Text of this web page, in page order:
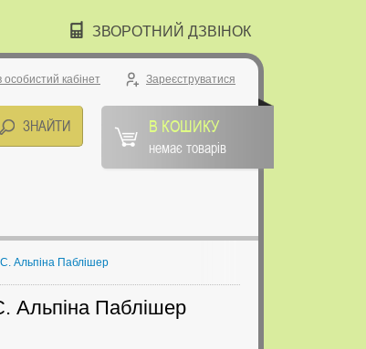
ЗВОРОТНИЙ ДЗВІНОК
особистий кабінет Зареєструватися
В КОШИКУ
немає товарів
С. Альпіна Паблішер
Альпіна Паблішер